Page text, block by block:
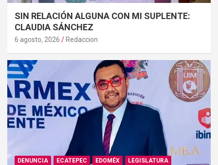
SIN RELACIÓN ALGUNA CON MI SUPLENTE:
CLAUDIA SÁNCHEZ
6 agosto, 2026 Redaccion
DENUNCIA ECATEPEC EDOMÉX
LEGISLATURA